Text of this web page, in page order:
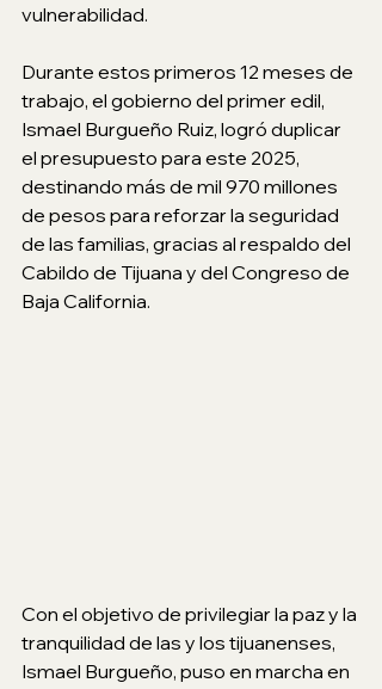
vulnerabilidad.
Durante estos primeros 12 meses de
trabajo, el gobierno del primer edil,
Ismael Burgueño Ruiz, logró duplicar
el presupuesto para este 2025,
destinando más de mil 970 millones
de pesos para reforzar la seguridad
de las familias, gracias al respaldo del
Cabildo de Tijuana y del Congreso de
Baja California.
Con el objetivo de privilegiar la paz y la
tranquilidad de las y los tijuanenses,
Ismael Burgueño, puso en marcha en